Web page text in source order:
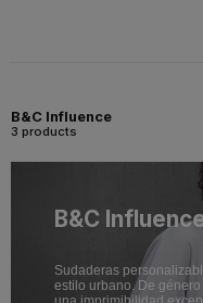
B&C Influence
3 products
B&C
Sudaderas
estilo urbano. De